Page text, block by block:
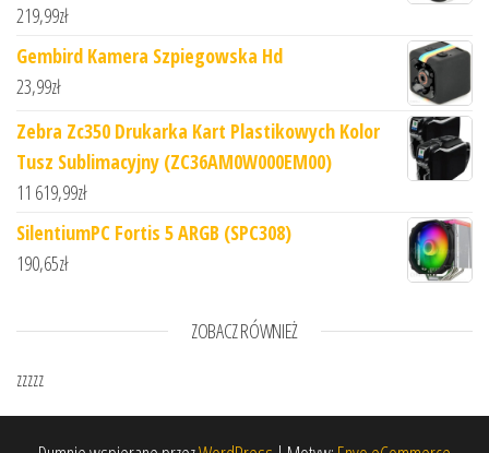
219,99zł
Gembird Kamera Szpiegowska Hd
23,99zł
Zebra Zc350 Drukarka Kart Plastikowych Kolor
Tusz Sublimacyjny (ZC36AM0W000EM00)
11 619,99zł
SilentiumPC Fortis 5 ARGB (SPC308)
190,65zł
ZOBACZ RÓWNIEŻ
zzzzz